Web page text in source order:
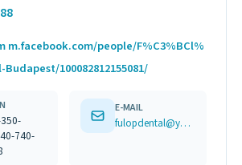
m.facebook.com/people/F%C3%BCl%
100082812155081/
740-
E-MAIL
fulopdental@yahoo.com